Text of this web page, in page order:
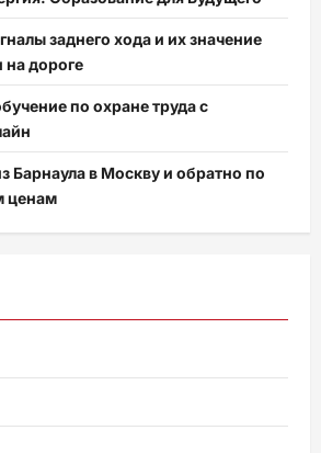
заднего хода и их значение
на дороге
по охране труда с
Барнаула в Москву и обратно по
ценам